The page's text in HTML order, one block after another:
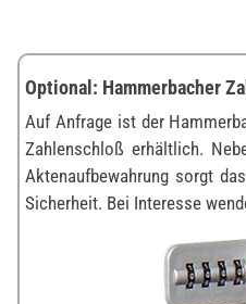
Optional: Hammerbacher
Auf Anfrage ist der
Zahlenschloß erhältlich.
Aktenaufbewahrung sorgt
Sicherheit. Bei Interesse